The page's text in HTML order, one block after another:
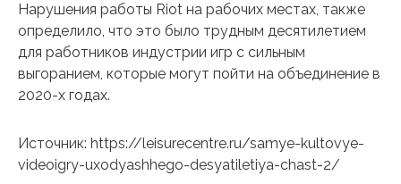
Нарушения работы Riot на рабочих местах, также
определило, что это было трудным десятилетием
для работников индустрии игр с сильным
выгоранием, которые могут пойти на объединение в
2020-х годах.
Источник: https://leisurecentre.ru/samye-kultovye-
videoigry-uxodyashhego-desyatiletiya-chast-2/